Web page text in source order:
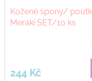
Kožené spony/
Meraki SET/10 ks
je
244 Kč